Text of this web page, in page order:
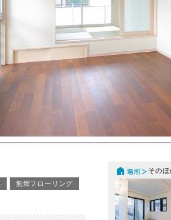
無垢フローリング
そのほ